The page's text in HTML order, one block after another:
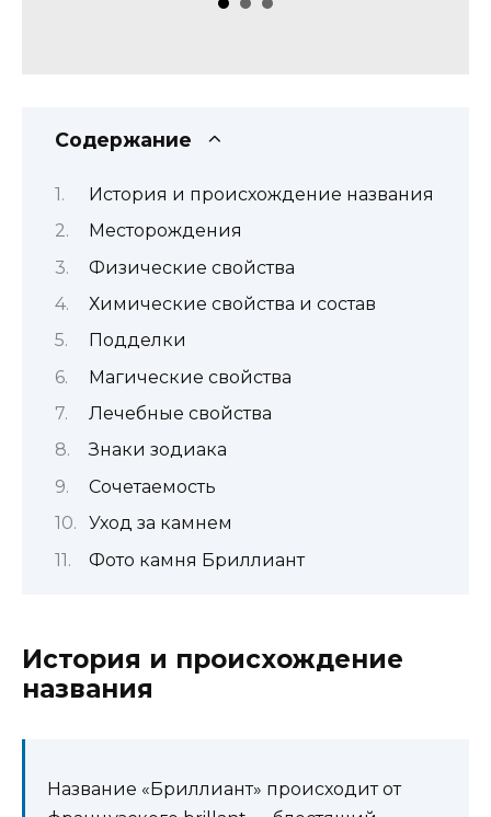
Содержание
История и происхождение названия
Месторождения
Физические свойства
Химические свойства и состав
Подделки
Магические свойства
Лечебные свойства
Знаки зодиака
Сочетаемость
Уход за камнем
Фото камня Бриллиант
История и происхождение
названия
Название «Бриллиант» происходит от